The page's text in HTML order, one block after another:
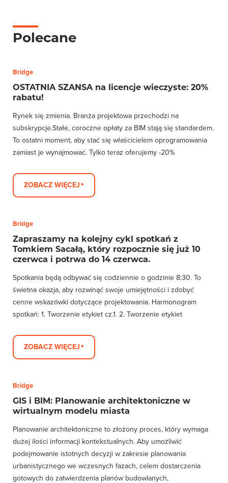
Polecane
Bridge
OSTATNIA SZANSA na licencje wieczyste: 20%
rabatu!
Rynek się zmienia. Branża projektowa przechodzi na
subskrypcje.Stałe, coroczne opłaty za BIM stają się standardem.
To ostatni moment, aby stać się właścicielem oprogramowania
zamiast je wynajmować. Tylko teraz oferujemy -20%
ZOBACZ WIĘCEJ
Bridge
Zapraszamy na kolejny cykl spotkań z
Tomkiem Sacałą, który rozpocznie się już 10
czerwca i potrwa do 14 czerwca.
Spotkania będą odbywać się codziennie o godzinie 8:30. To
świetna okazja, aby rozwinąć swoje umiejętności i zdobyć
cenne wskazówki dotyczące projektowania. Harmonogram
spotkań: 1️. Tworzenie etykiet cz.1. 2. Tworzenie etykiet
ZOBACZ WIĘCEJ
Bridge
GIS i BIM: Planowanie architektoniczne w
wirtualnym modelu miasta
Planowanie architektoniczne to złożony proces, który wymaga
dużej ilości informacji kontekstualnych. Aby umożliwić
podejmowanie istotnych decyzji w zakresie planowania
urbanistycznego we wczesnych fazach, celem dostarczenia
gotowych do zatwierdzenia planów budowlanych,